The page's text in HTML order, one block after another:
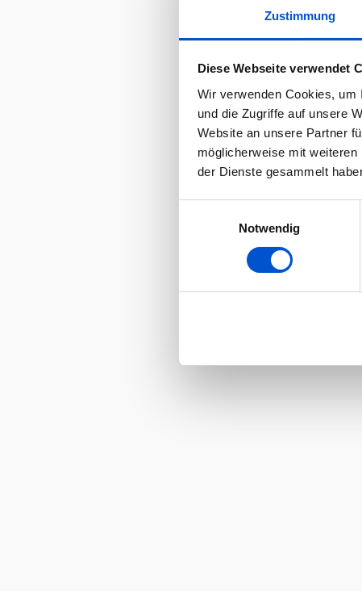
Zustimmung
Diese Webseite verwendet
Wir verwenden Cookies, um
und die Zugriffe auf unsere
Website an unsere Partner
möglicherweise mit
der Dienste gesammelt
Notwendig